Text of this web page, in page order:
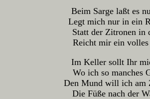
Beim Sarge laßt es
Legt mich nur in ein
Statt der Zitronen in
Reicht mir ein
Im Keller sollt Ihr
Wo ich so manches
Den Mund will ich am
Die Füße nach der